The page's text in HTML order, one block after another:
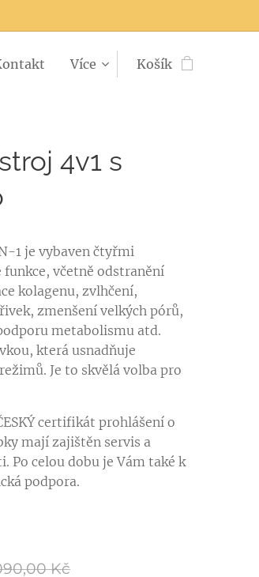
Více Košík
4v1 s
1 je vybaven čtyřmi
včetně odstranění
kolagenu, zvlhčení,
zmenšení velkých pórů,
metabolismu atd.
která usnadňuje
Je to skvělá volba pro
certifikát prohlášení o
mají zajištěn servis a
Po celou dobu je Vám také k
podpora.
Kč